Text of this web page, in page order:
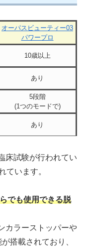
オーパスビューティー03
パワープロ
10歳以上
あり
5段階
(1つのモードで)
あり
床試験が行われてい
ています。
でも使用できる脱
カラーストッパーや
搭載されており、